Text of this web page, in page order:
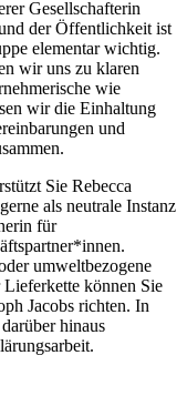
Gesellschafterin
der Öffentlichkeit ist
elementar wichtig.
wir uns zu klaren
wie
wir die Einhaltung
und
Sie Rebecca
als neutrale Instanz
für
umweltbezogene
Lieferkette können Sie
Jacobs richten. In
hinaus